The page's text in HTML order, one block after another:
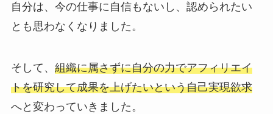
自分は、今の仕事に自信もないし、認められたい
とも思わなくなりました。
そして、 組織に属さずに自分の力でアフィリエイ
トを研究して成果を上げたいという自己実現欲求
へと変わっていきました。